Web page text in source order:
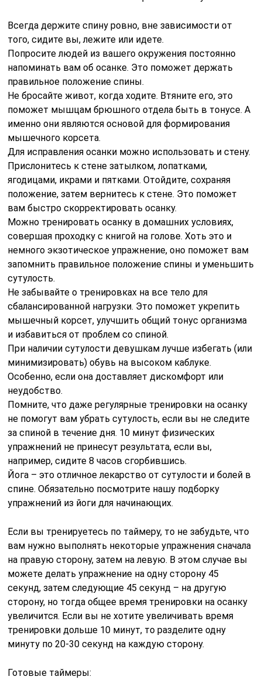
Всегда держите спину ровно, вне зависимости от
того, сидите вы, лежите или идете.
Попросите людей из вашего окружения постоянно
напоминать вам об осанке. Это поможет держать
правильное положение спины.
Не бросайте живот, когда ходите. Втяните его, это
поможет мышцам брюшного отдела быть в тонусе. А
именно они являются основой для формирования
мышечного корсета.
Для исправления осанки можно использовать и стену.
Прислонитесь к стене затылком, лопатками,
ягодицами, икрами и пятками. Отойдите, сохраняя
положение, затем вернитесь к стене. Это поможет
вам быстро скорректировать осанку.
Можно тренировать осанку в домашних условиях,
совершая проходку с книгой на голове. Хоть это и
немного экзотическое упражнение, оно поможет вам
запомнить правильное положение спины и уменьшить
сутулость.
Не забывайте о тренировках на все тело для
сбалансированной нагрузки. Это поможет укрепить
мышечный корсет, улучшить общий тонус организма
и избавиться от проблем со спиной.
При наличии сутулости девушкам лучше избегать (или
минимизировать) обувь на высоком каблуке.
Особенно, если она доставляет дискомфорт или
неудобство.
Помните, что даже регулярные тренировки на осанку
не помогут вам убрать сутулость, если вы не следите
за спиной в течение дня. 10 минут физических
упражнений не принесут результата, если вы,
например, сидите 8 часов сгорбившись.
Йога – это отличное лекарство от сутулости и болей в
спине. Обязательно посмотрите нашу подборку
упражнений из йоги для начинающих.
Если вы тренируетесь по таймеру, то не забудьте, что
вам нужно выполнять некоторые упражнения сначала
на правую сторону, затем на левую. В этом случае вы
можете делать упражнение на одну сторону 45
секунд, затем следующие 45 секунд – на другую
сторону, но тогда общее время тренировки на осанку
увеличится. Если вы не хотите увеличивать время
тренировки дольше 10 минут, то разделите одну
минуту по 20-30 секунд на каждую сторону.
Готовые таймеры: